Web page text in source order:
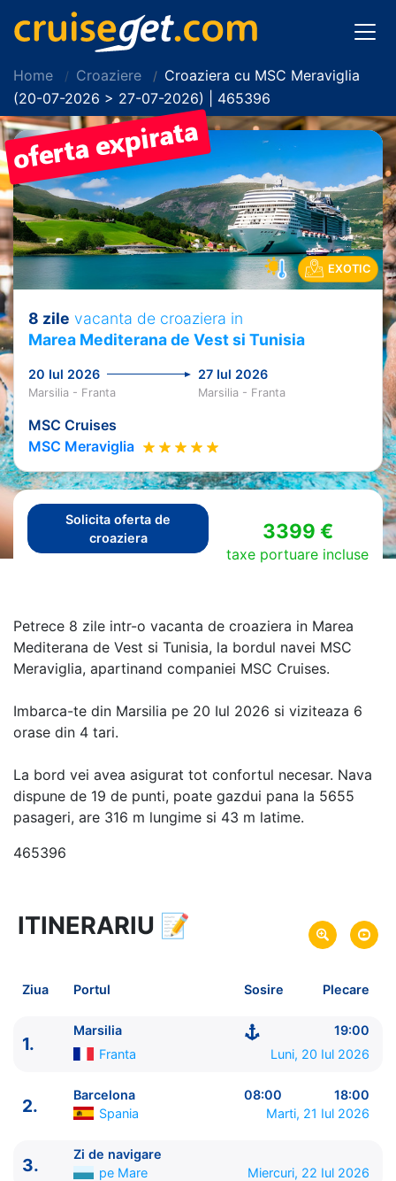
Home Croaziere
Croaziera cu MSC Meraviglia
(20-07-2026 > 27-07-2026) | 465396
EXOTIC
8 zile vacanta de croaziera in
Marea Mediterana de Vest si Tunisia
20 Iul 2026 27 Iul 2026
Marsilia - Franta Marsilia - Franta
MSC Cruises
MSC Meraviglia
Solicita oferta de
croaziera
3399 €
taxe portuare incluse
Petrece 8 zile intr-o vacanta de croaziera in Marea
Mediterana de Vest si Tunisia, la bordul navei MSC
Meraviglia, apartinand companiei MSC Cruises.
Imbarca-te din Marsilia pe 20 Iul 2026 si viziteaza 6
orase din 4 tari.
La bord vei avea asigurat tot confortul necesar. Nava
dispune de 19 de punti, poate gazdui pana la 5655
pasageri, are 316 m lungime si 43 m latime.
465396
8 zile vacanta de croaziera in
Marea Mediterana de Vest si Tunisia -
link oferta
Plecare pe 20 Iul 2026 din Marsilia, Franta
MSC Cruises
ITINERARIU 📝
Ziua Portul Sosire Plecare
1.
Marsilia
19:00
Franta
Luni, 20 Iul 2026
2.
Barcelona 08:00
18:00
Spania
Marti, 21 Iul 2026
3.
Zi de navigare
pe Mare
Miercuri, 22 Iul 2026